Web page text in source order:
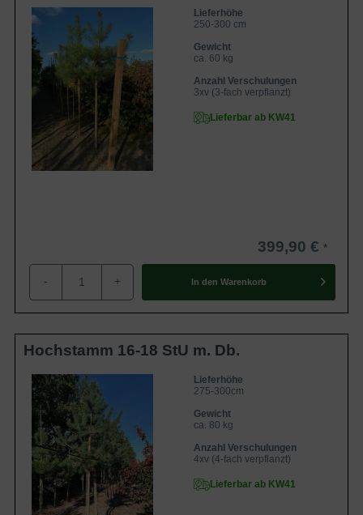
Lieferhöhe
250-300 cm
Gewicht
ca. 60 kg
Anzahl Verschulungen
3xv (3-fach verpflanzt)
Lieferbar ab KW41
399,90 €
- + In den Warenkorb
Hochstamm 16-18 StU m. Db.
Lieferhöhe
275-300cm
Gewicht
ca. 80 kg
Anzahl Verschulungen
4xv (4-fach verpflanzt)
Lieferbar ab KW41